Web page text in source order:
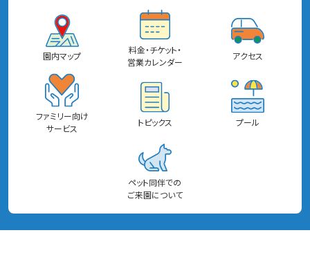
園内マップ
料金・チケット・
営業カレンダー
アクセス
ファミリー向け
サービス
トピックス プール
ペット同伴での
ご来園について